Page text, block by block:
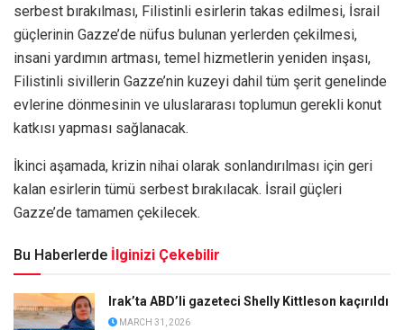
serbest bırakılması, Filistinli esirlerin takas edilmesi, İsrail
güçlerinin Gazze’de nüfus bulunan yerlerden çekilmesi,
insani yardımın artması, temel hizmetlerin yeniden inşası,
Filistinli sivillerin Gazze’nin kuzeyi dahil tüm şerit genelinde
evlerine dönmesinin ve uluslararası toplumun gerekli konut
katkısı yapması sağlanacak.
İkinci aşamada, krizin nihai olarak sonlandırılması için geri
kalan esirlerin tümü serbest bırakılacak. İsrail güçleri
Gazze’de tamamen çekilecek.
Bu Haberlerde İlginizi Çekebilir
Irak’ta ABD’li gazeteci Shelly Kittleson kaçırıldı
MARCH 31, 2026